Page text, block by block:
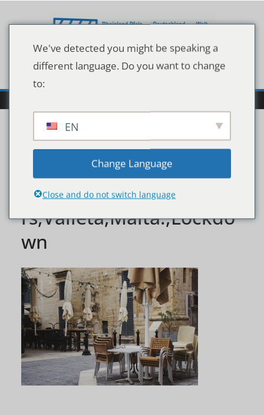
Inhalt
Empty,Restaurant,Terra
ce,With,Tables,And,Chai
rs,Valleta,Malta.,Lockdo
wn
We've detected you might be speaking a
different language. Do you want to change
to:
EN
Change Language
Close and do not switch language